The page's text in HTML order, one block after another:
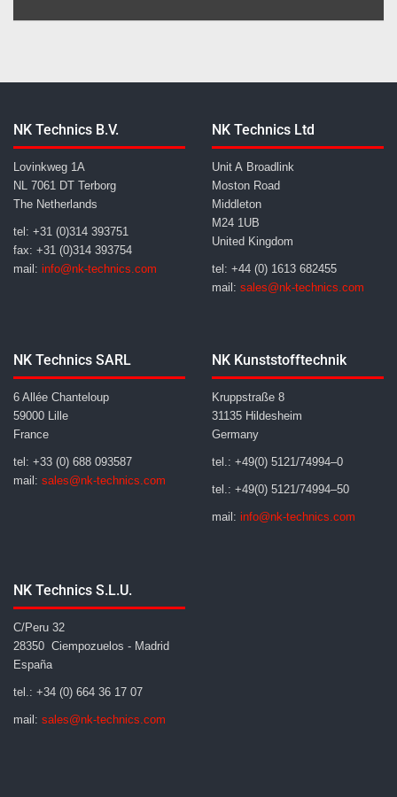
NK Technics B.V.
Lovinkweg 1A
NL 7061 DT Terborg
The Netherlands
tel: +31 (0)314 393751
fax: +31 (0)314 393754
mail: info@nk-technics.com
NK Technics Ltd
Unit A Broadlink
Moston Road
Middleton
M24 1UB
United Kingdom
tel: +44 (0) 1613 682455
mail: sales@nk-technics.com
NK Technics SARL
6 Allée Chanteloup
59000 Lille
France
tel: +33 (0) 688 093587
mail: sales@nk-technics.com
NK Kunststofftechnik
Kruppstraße 8
31135 Hildesheim
Germany
tel.: +49(0) 5121/74994–0
tel.: +49(0) 5121/74994–50
mail: info@nk-technics.com
NK Technics S.L.U.
C/Peru 32
28350 Ciempozuelos - Madrid
España
tel.: +34 (0) 664 36 17 07
mail: sales@nk-technics.com